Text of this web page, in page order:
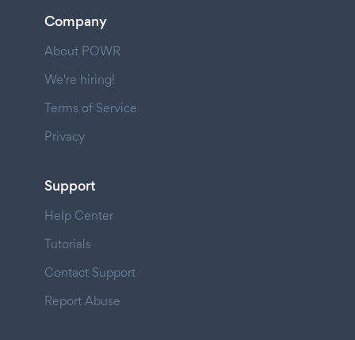
Company
About POWR
We're hiring!
Terms of Service
Privacy
Support
Help Center
Tutorials
Contact Support
Report Abuse